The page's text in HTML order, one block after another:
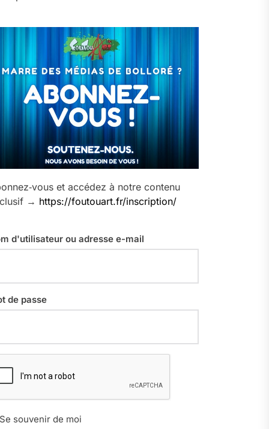
et accédez à notre contenu
→ https://foutouart.fr/inscription/
d'utilisateur ou adresse e-mail
de passe
Se souvenir de moi